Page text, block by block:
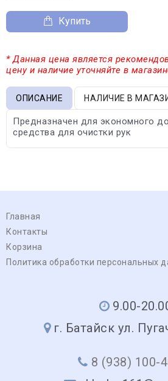
Купить
* Данная цена является
цену и наличие уточняйте в
ОПИСАНИЕ НАЛИЧИЕ В
Предназначен для экономного
средства для очистки рук
Главная
Контакты
Корзина
Политика обработки персональных
9.00-
г. Батайск ул.
8 (938) 100-